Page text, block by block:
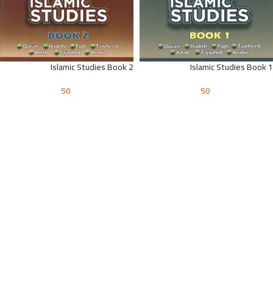
Islamic Studies Book 1
50
Islamic Studies Book 2
50